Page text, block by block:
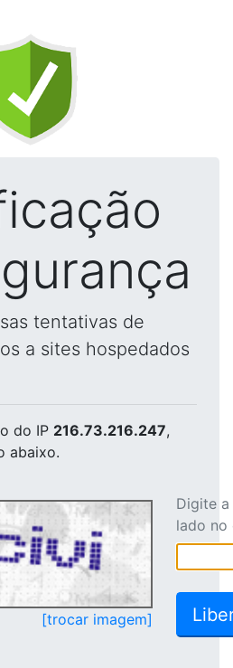
tentativas de
a sites hospedados
do IP 216.73.216.247,
abaixo.
[trocar imagem]
Digite
lado no